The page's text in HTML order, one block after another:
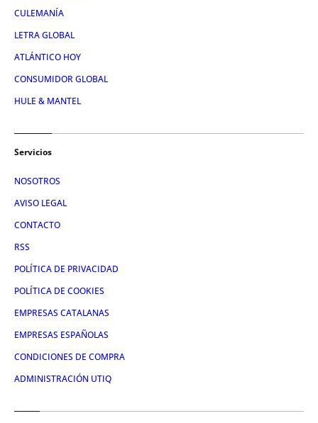
CULEMANÍA
LETRA GLOBAL
ATLÁNTICO HOY
CONSUMIDOR GLOBAL
HULE & MANTEL
Servicios
NOSOTROS
AVISO LEGAL
CONTACTO
RSS
POLÍTICA DE PRIVACIDAD
POLÍTICA DE COOKIES
EMPRESAS CATALANAS
EMPRESAS ESPAÑOLAS
CONDICIONES DE COMPRA
ADMINISTRACIÓN UTIQ